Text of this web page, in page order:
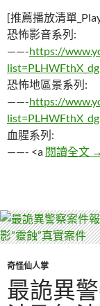
[推薦播放清單
恐怖影音系列:
——-https://
恐怖地區景系列:
——-https://
血腥系列:
——- <a 閱讀全文 →
奇怪仙人掌
最詭異